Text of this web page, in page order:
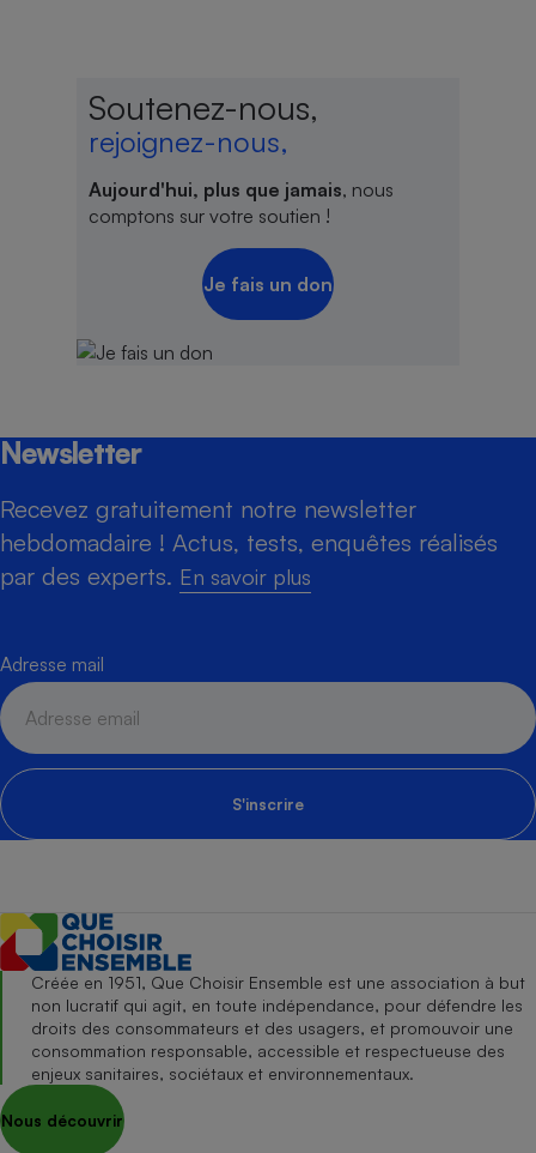
Soutenez-nous,
rejoignez-nous,
Aujourd'hui, plus que jamais, nous
comptons sur votre soutien !
Je fais un don
Newsletter
Recevez gratuitement notre newsletter
hebdomadaire ! Actus, tests, enquêtes réalisés
par des experts. En savoir plus
Adresse mail
S'inscrire
Créée en 1951, Que Choisir Ensemble est une association à but
non lucratif qui agit, en toute indépendance, pour défendre les
droits des consommateurs et des usagers, et promouvoir une
consommation responsable, accessible et respectueuse des
enjeux sanitaires, sociétaux et environnementaux.
Nous découvrir